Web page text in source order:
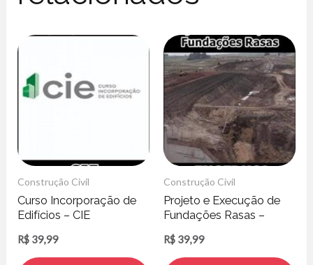
Construção Civil
Curso Incorporação de
Edifícios – CIE
R$ 39,99
Construção Civil
Projeto e Execução de
Fundações Rasas –
R$ 39,99